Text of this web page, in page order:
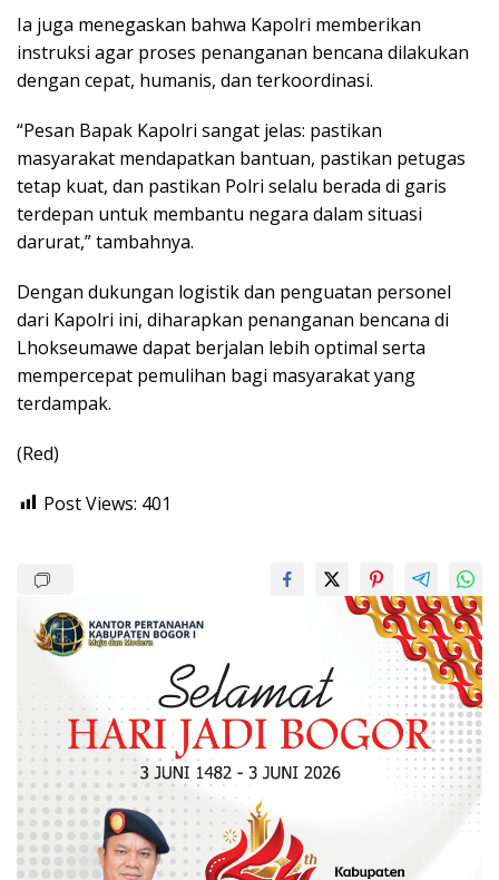
Ia juga menegaskan bahwa Kapolri memberikan
instruksi agar proses penanganan bencana dilakukan
dengan cepat, humanis, dan terkoordinasi.
“Pesan Bapak Kapolri sangat jelas: pastikan
masyarakat mendapatkan bantuan, pastikan petugas
tetap kuat, dan pastikan Polri selalu berada di garis
terdepan untuk membantu negara dalam situasi
darurat,” tambahnya.
Dengan dukungan logistik dan penguatan personel
dari Kapolri ini, diharapkan penanganan bencana di
Lhokseumawe dapat berjalan lebih optimal serta
mempercepat pemulihan bagi masyarakat yang
terdampak.
(Red)
Post Views: 401